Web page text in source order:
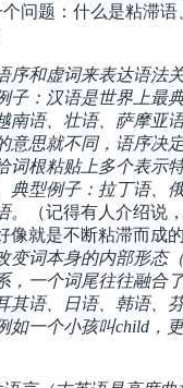
个问题：什么是粘滞
序和虚词来表达语法
子：汉语是世界上最
南语、壮语、萨摩亚
意思就不同，语序决定
词根粘贴上多个表示
典型例子：拉丁语、
。
（记得有人介绍说
像就是不断粘滞而成的
变词本身的内部形态
，一个词尾往往融合
其语、日语、韩语、
如一个小孩叫child，